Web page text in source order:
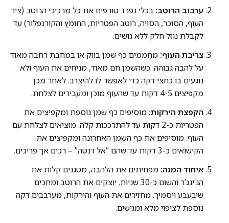
ערבוב הרוטב: בכלי נפרד טורפים את כל מרכיבי הרוטב (ציר
העוף, הסוכר, הסויה, רוטב הפטריות, החומץ והקורנפלור) עד
לקבלת נוזל חלק ללא גושים.
צריבת העוף: מחממים כף שמן בווק או במחבת רחבה מאוד
על להבה גבוהה. כשהשמן חם מאוד, מניחים את העוף ולא
נוגעים בו כחצי דקה כדי לאפשר לו להיצרב. לאחר מכן
מקפיצים 4-5 דקות עד שהעוף מוכן ומעבירים לצלחת.
הקפצת הירקות: מוסיפים כף שמן נוספת ומקפיצים את
הפטריות כ-2 דקות עד להתרככות קלה. מוציאים לצלחת עם
העוף. מוסיפים את כף השמן האחרונה ומקפיצים את
הקישואים כ-3 דקות עד שהם “אל דנטה” – רכים אך פריכים.
איחוד המנה: מפחיתים את הלהבה, מטגנים קלות את
הג’ינג’ר והשום כ-30 שניות. יוצקים את הרוטב ומחכים
שיבעבע ויסמיך. מחזירים את העוף והירקות, מערבבים דקה
נוספת לציפוי מלא ומגישים.